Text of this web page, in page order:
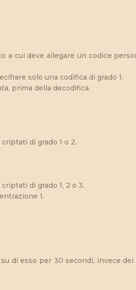
a cui deve allegare un codice
solo una codifica di grado 1.
prima della decodifica.
di grado 1 o 2.
di grado 1, 2 o 3.
1.
di esso per 30 secondi, invece dei